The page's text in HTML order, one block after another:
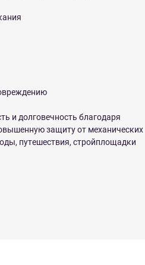
и долговечность благодаря
защиту от механических
путешествия, стройплощадки